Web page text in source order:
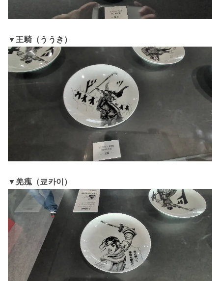
▼王騎（ううき）
▼羌瘣（쿄카이）